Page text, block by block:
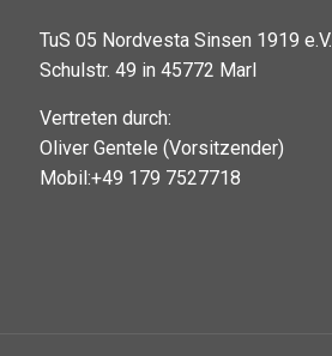
TuS 05 Nordvesta Sinsen 1919 e.V.
Schulstr. 49 in 45772 Marl
Vertreten durch:
Oliver Gentele (Vorsitzender)
Mobil:+49 179 7527718